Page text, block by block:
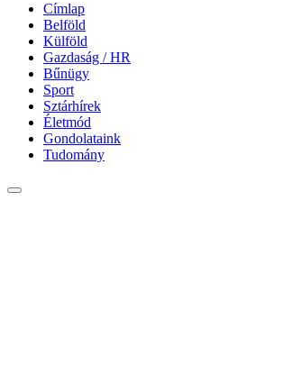
Címlap
Belföld
Külföld
Gazdaság / HR
Bűnügy
Sport
Sztárhírek
Életmód
Gondolataink
Tudomány